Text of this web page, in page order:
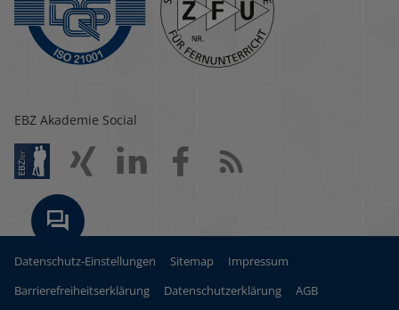
EBZ Akademie Social
Datenschutz-Einstellungen Sitemap
Impressum
Barrierefreiheitserklärung
Datenschutzerklärung AGB